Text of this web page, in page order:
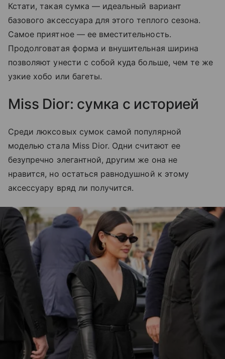
Кстати, такая сумка — идеальный вариант
базового аксессуара для этого теплого сезона.
Самое приятное — ее вместительность.
Продолговатая форма и внушительная ширина
позволяют унести с собой куда больше, чем те же
узкие хобо или багеты.
Miss Dior: сумка с историей
Среди люксовых сумок самой популярной
моделью стала Miss Dior. Одни считают ее
безупречно элегантной, другим же она не
нравится, но остаться равнодушной к этому
аксессуару вряд ли получится.